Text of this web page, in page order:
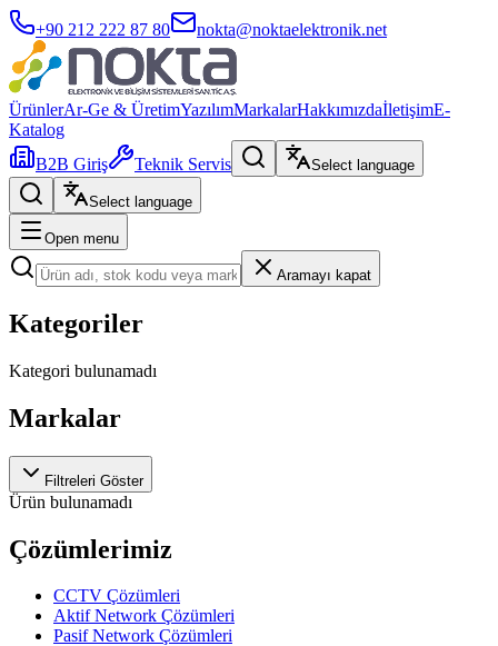
+90 212 222 87 80 nokta@noktaelektronik.net
ÜrünlerAr-Ge & ÜretimYazılımMarkalarHakkımızdaİletişimE-
Katalog
B2B Giriş
Teknik Servis Select language
Select language
Open menu
Aramayı kapat
Kategoriler
Kategori bulunamadı
Markalar
Filtreleri Göster
Ürün bulunamadı
Çözümlerimiz
CCTV Çözümleri
Aktif Network Çözümleri
Pasif Network Çözümleri